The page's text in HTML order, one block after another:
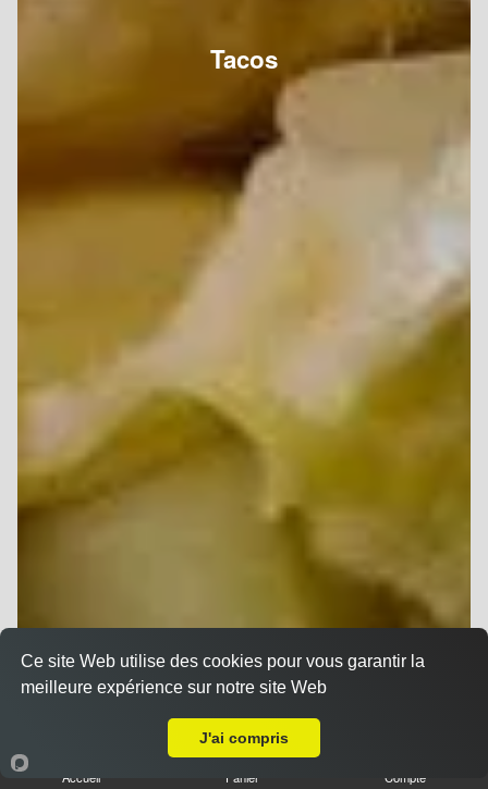
Tacos
Accueil Panier Compte
Ce site Web utilise des cookies pour vous garantir la
meilleure expérience sur notre site Web
J'ai compris